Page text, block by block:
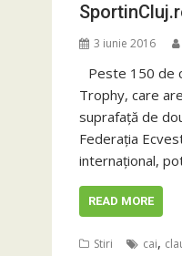
3 iunie 2016
Peste 150 de
Trophy, care
suprafață de
Federația
internațional,
READ MORE
Stiri cai,